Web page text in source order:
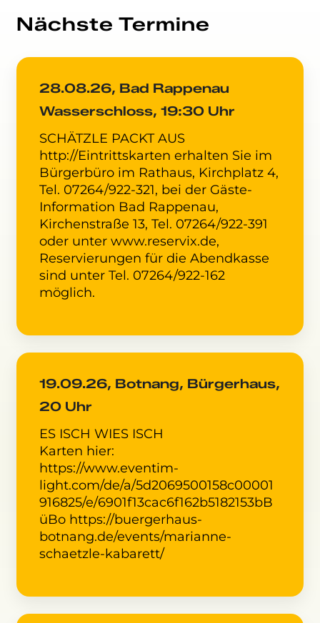
Nächste Termine
28.08.26, Bad Rappenau
Wasserschloss, 19:30 Uhr
SCHÄTZLE PACKT AUS
http://Eintrittskarten erhalten Sie im
Bürgerbüro im Rathaus, Kirchplatz 4,
Tel. 07264/922-321, bei der Gäste-
Information Bad Rappenau,
Kirchenstraße 13, Tel. 07264/922-391
oder unter www.reservix.de,
Reservierungen für die Abendkasse
sind unter Tel. 07264/922-162
möglich.
19.09.26, Botnang, Bürgerhaus,
20 Uhr
ES ISCH WIES ISCH
Karten hier:
https://www.eventim-
light.com/de/a/5d2069500158c00001
916825/e/6901f13cac6f162b5182153bB
üBo https://buergerhaus-
botnang.de/events/marianne-
schaetzle-kabarett/